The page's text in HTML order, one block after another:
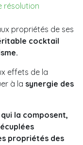
résolution
propriétés de ses
cocktail
effets de la
à la synergie des
la composent,
propriétés des